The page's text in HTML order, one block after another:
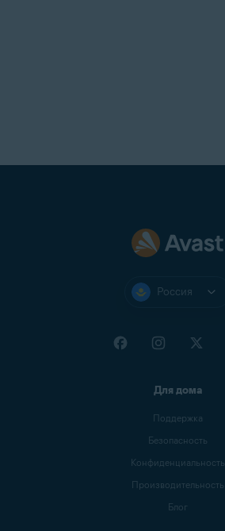
Россия
Для дома
Поддержка
Безопасность
Конфиденциальность
Производительность
Блог